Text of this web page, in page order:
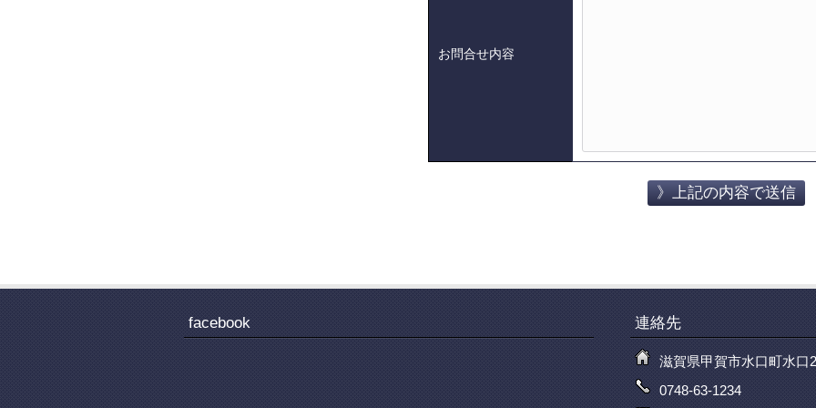
お問合せ内容
facebook 連絡先
滋賀県甲賀市水口町水口
0748-63-1234